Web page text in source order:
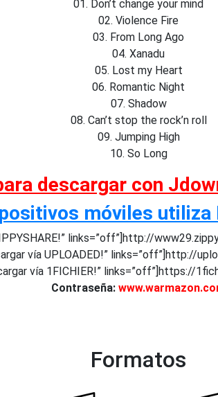
01. Don’t change your mind
02. Violence Fire
03. From Long Ago
04. Xanadu
05. Lost my Heart
06. Romantic Night
07. Shadow
08. Can’t stop the rock’n roll
09. Jumping High
10. So Long
descargar con
móviles utiliza
links=”off”]http://
vía UPLOADED!” links=”off”]http://
vía 1FICHIER!” links=”off”]https://
Contraseña:
Formatos